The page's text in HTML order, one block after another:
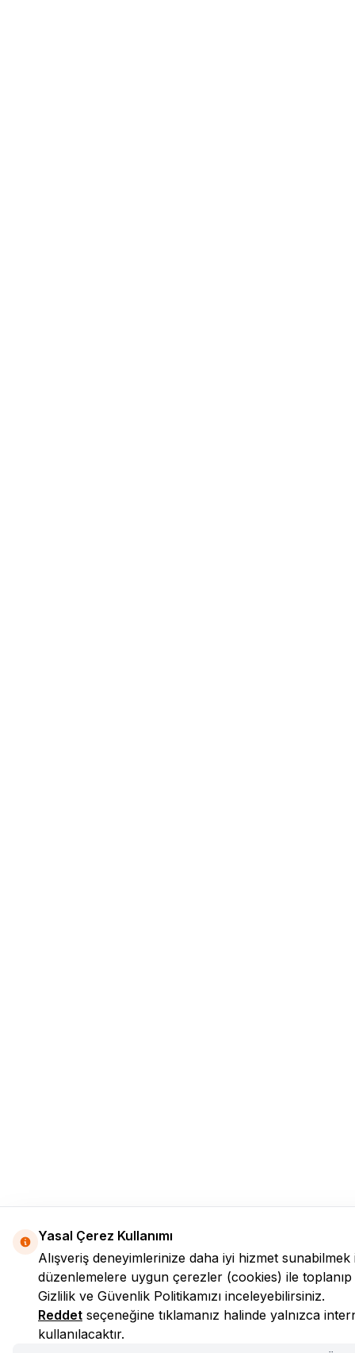
Yasal Çerez Kullanımı
Alışveriş deneyimlerinize daha iyi hizmet
düzenlemelere uygun çerezler (cookies) ile
Gizlilik ve Güvenlik Politikamızı inceleyebilirsiniz.
Reddet seçeneğine tıklamanız halinde yalnızca
kullanılacaktır.